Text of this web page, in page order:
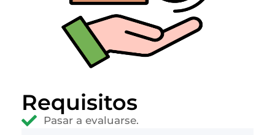
Requisitos
Pasar a evaluarse.